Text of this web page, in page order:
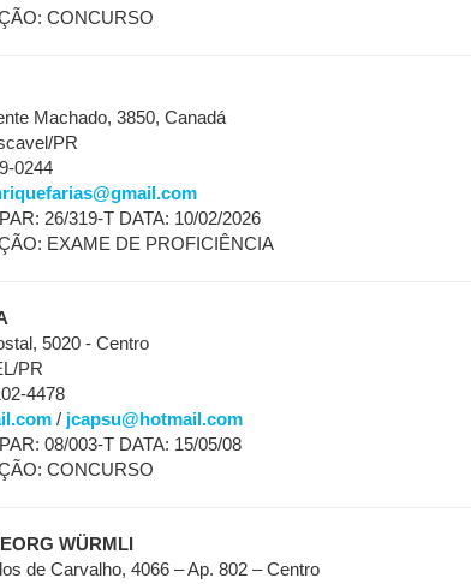
CONCURSO
Machado, 3850, Canadá
PR
0244
26/319-T DATA: 10/02/2026
EXAME DE PROFICIÊNCIA
5020 - Centro
PR
4478
/ jcapsu@hotmail.com
08/003-T DATA: 15/05/08
CONCURSO
WÜRMLI
de Carvalho, 4066 – Ap. 802 – Centro